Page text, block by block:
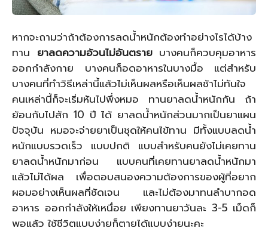
หากจะถามว่าถ้าต้องการลดน้ำหนักต้องทำอย่างไรได้บ้าง
ทาน ยาลดความอ้วนไม่อันตรายบางคนก็ควบคุมอาหาร
ออกกำลังกาย บางคนก็อดอาหารในบางมื้อ แต่สำหรับ
บางคนที่ทำวิธีเหล่านี้แล้วไม่เห็นผลหรือเห็นผลช้าไม่ทันใจ
คนเหล่านี้ก็จะเริ่มหันไปพึ่งหมอ ทานยาลดน้ำหนักกัน ถ้า
ย้อนกับไปสัก 10 ปี ได้ ยาลดน้ำหนักส่วนมากเป็นยาแผน
ปัจจุบัน หมอจะจ่ายยาเป็นชุดให้คนไข้ทาน มีทั้งแบบลดน้ำ
หนักแบบรวดเร็ว แบบปกติ แบบสำหรับคนยังไม่เคยทาน
ยาลดน้ำหนักมาก่อน แบบคนที่เคยทานยาลดน้ำหนักมา
แล้วไม่ได้ผล เพื่อตอบสนองความต้องการของผู้ที่อยาก
ผอมอย่างเห็นผลที่ชัดเจน และไม่ต้องมาทนลำบากอด
อาหาร ออกกำลังให้เหนื่อย เพียงทานยาวันละ 3-5 เม็ดก็
พอแล้ว ใช้ชีวิตแบบง่ายก็ตายได้แบบง่ายนะคะ